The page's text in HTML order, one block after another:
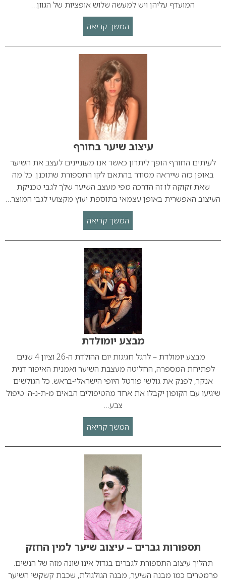
המועדף עליהן ויש למעשה שלוש אופציות של הגוון…
המשך קריאה
עיצוב שיער בחורף
לעיתים החורף הופך ליתרון כאשר אנו מעוניינים לעצב את השיער
באופן כזה שייראה מסודר בהתאם לקו התספורת שתוכנן. כל מה
שאת זקוקה לו זה הדרכה מפי מעצב השיער שלך לגבי טכניקת
העיצוב האפשרית באופן עצמאי בתוספת יעוץ מקצועי לגבי המוצר…
המשך קריאה
מבצע יומולדת
מבצע יומולדת – לרגל חגיגות יום ההולדת ה-26 וציון 4 שנים
לפתיחת המספרה, החליטה מעצבת השיער ואמנית האיפור דנית
אנקר, לפנק את גולשי פורטל היופי הישראלי-בראש. כל הגולשים
שיגיעו עם הקופון יקבלו את אחד מהטיפולים הבאים מ-ת-נ-ה: טיפול
צבע…
המשך קריאה
תספורות גברים – עיצוב שיער למין החזק
תהליך עיצוב התספורת לגברים בגדול אינו שונה מזה של הנשים.
פרמטרים כמו מבנה השיער, מבנה הגולגולת, שכבת קשקשי השיער